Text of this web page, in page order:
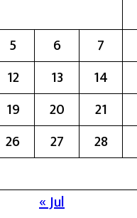
5 6 7
12 13 14
19 20 21
26 27 28
« Jul